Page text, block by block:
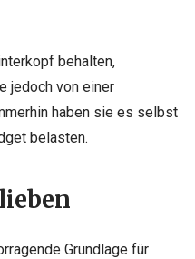
behalten,
jedoch von einer
haben sie es selbst
belasten.
Grundlage für